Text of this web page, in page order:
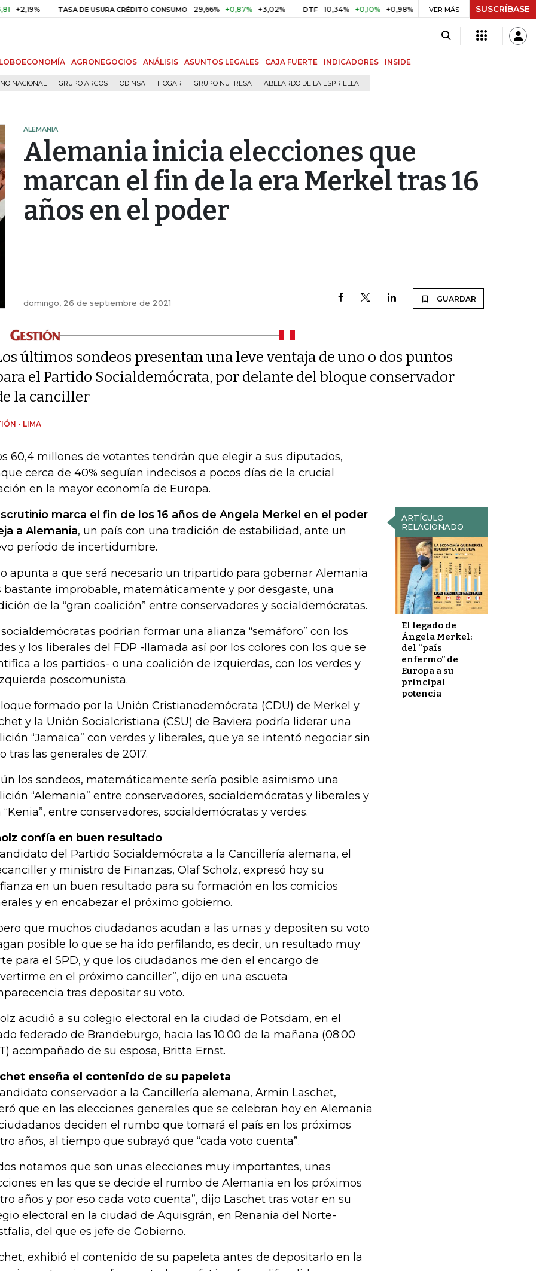
TASA DE USURA CRÉDITO CONSUMO 29,66% +0,87% +3,02% DTF 10,34% +0,10% +0,98% UVR $ 416,96 +$ 0,05 +0,01%
VER MÁS SUSCRÍBASE
AGRONEGOCIOS ANÁLISIS ASUNTOS LEGALES CAJA FUERTE INDICADORES INSIDE
NACIONAL GRUPO ARGOS ODINSA HOGAR GRUPO NUTRESA ABELARDO DE LA ESPRIELLA
ALEMANIA
Alemania inicia elecciones que
marcan el fin de la era Merkel tras 16
años en el poder
domingo, 26 de septiembre de 2021 GUARDAR
últimos sondeos presentan una leve ventaja de uno o dos puntos
el Partido Socialdemócrata, por delante del bloque conservador
la canciller
- LIMA
60,4 millones de votantes tendrán que elegir a sus diputados,
cerca de 40% seguían indecisos a pocos días de la crucial
en la mayor economía de Europa.
ARTÍCULO
RELACIONADO
El legado de
Ángela Merkel:
del “país
enfermo” de
Europa a su
principal
potencia
marca el fin de los 16 años de Angela Merkel en el poder
a Alemania, un país con una tradición de estabilidad, ante un
período de incertidumbre.
apunta a que será necesario un tripartido para gobernar Alemania
bastante improbable, matemáticamente y por desgaste, una
de la “gran coalición” entre conservadores y socialdemócratas.
socialdemócratas podrían formar una alianza “semáforo” con los
y los liberales del FDP -llamada así por los colores con los que se
a los partidos- o una coalición de izquierdas, con los verdes y
poscomunista.
formado por la Unión Cristianodemócrata (CDU) de Merkel y
y la Unión Socialcristiana (CSU) de Baviera podría liderar una
“Jamaica” con verdes y liberales, que ya se intentó negociar sin
tras las generales de 2017.
los sondeos, matemáticamente sería posible asimismo una
“Alemania” entre conservadores, socialdemócratas y liberales y
“Kenia”, entre conservadores, socialdemócratas y verdes.
confía en buen resultado
del Partido Socialdemócrata a la Cancillería alemana, el
y ministro de Finanzas, Olaf Scholz, expresó hoy su
en un buen resultado para su formación en los comicios
y en encabezar el próximo gobierno.
que muchos ciudadanos acudan a las urnas y depositen su voto
posible lo que se ha ido perfilando, es decir, un resultado muy
para el SPD, y que los ciudadanos me den el encargo de
en el próximo canciller”, dijo en una escueta
tras depositar su voto.
acudió a su colegio electoral en la ciudad de Potsdam, en el
federado de Brandeburgo, hacia las 10.00 de la mañana (08:00
acompañado de su esposa, Britta Ernst.
enseña el contenido de su papeleta
conservador a la Cancillería alemana, Armin Laschet,
que en las elecciones generales que se celebran hoy en Alemania
deciden el rumbo que tomará el país en los próximos
años, al tiempo que subrayó que “cada voto cuenta”.
notamos que son unas elecciones muy importantes, unas
en las que se decide el rumbo de Alemania en los próximos
años y por eso cada voto cuenta”, dijo Laschet tras votar en su
electoral en la ciudad de Aquisgrán, en Renania del Norte-
del que es jefe de Gobierno.
exhibió el contenido de su papeleta antes de depositarlo en la